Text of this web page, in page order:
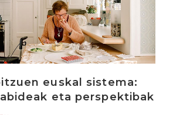
euskal sistema:
eta perspektibak